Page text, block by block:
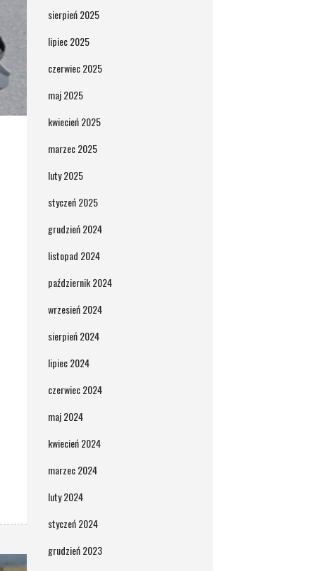
sierpień 2025
lipiec 2025
czerwiec 2025
maj 2025
kwiecień 2025
marzec 2025
luty 2025
styczeń 2025
grudzień 2024
listopad 2024
październik 2024
wrzesień 2024
sierpień 2024
lipiec 2024
czerwiec 2024
maj 2024
kwiecień 2024
marzec 2024
luty 2024
styczeń 2024
grudzień 2023